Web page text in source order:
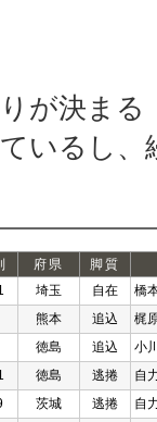
が決ま
いるし
府県 脚質
埼玉 自在
橋
熊本 追込
梶
徳島 追込 小
徳島 逃捲
自
茨城 逃捲 自